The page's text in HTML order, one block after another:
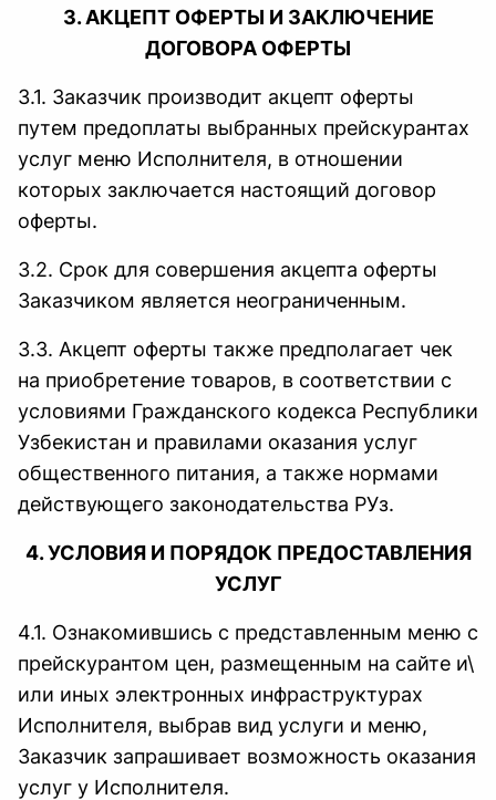
3. АКЦЕПТ ОФЕРТЫ И ЗАКЛЮЧЕНИЕ
ДОГОВОРА ОФЕРТЫ
3.1. Заказчик производит акцепт оферты
путем предоплаты выбранных прейскурантах
услуг меню Исполнителя, в отношении
которых заключается настоящий договор
оферты.
3.2. Срок для совершения акцепта оферты
Заказчиком является неограниченным.
3.3. Акцепт оферты также предполагает чек
на приобретение товаров, в соответствии с
условиями Гражданского кодекса Республики
Узбекистан и правилами оказания услуг
общественного питания, а также нормами
действующего законодательства РУз.
4. УСЛОВИЯ И ПОРЯДОК ПРЕДОСТАВЛЕНИЯ
УСЛУГ
4.1. Ознакомившись с представленным меню с
прейскурантом цен, размещенным на сайте и\
или иных электронных инфраструктурах
Исполнителя, выбрав вид услуги и меню,
Заказчик запрашивает возможность оказания
услуг у Исполнителя.